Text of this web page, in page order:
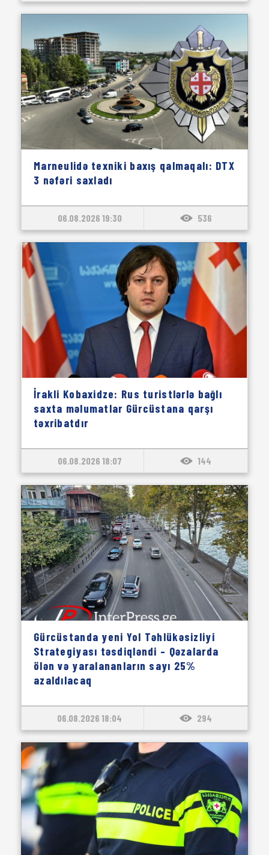
Marneulidə texniki baxış qalmaqalı: DTX
3 nəfəri saxladı
06.08.2026 19:30 536
İrakli Kobaxidze: Rus turistlərlə bağlı
saxta məlumatlar Gürcüstana qarşı
təxribatdır
06.08.2026 18:07 144
Gürcüstanda yeni Yol Təhlükəsizliyi
Strategiyası təsdiqləndi – Qəzalarda
ölən və yaralananların sayı 25%
azaldılacaq
06.08.2026 18:04 294